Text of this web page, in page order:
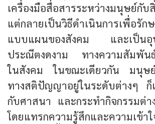
เครื่องมือสื่อสารระหว่างมนุษย์กับ
แต่กลายเป็นวิธีดำเนินการเพื่อรัก
แบบแผนของสังคม และเป็นอุบ
ประณีตงดงาม ทางความสัมพัน
ในสังคม ในขณะเดียวกัน มนุษย์
ทางสติปัญญาอยู่ในระดับต่างๆ ก็เ
กับศาสนา และกระทำกิจกรรมต่
โดยแทรกความรู้สึกและความเข้า